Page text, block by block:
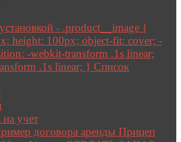
– .product__image {
height: 100px; object-fit: cover; -
-webkit-transform .1s linear;
.1s linear; } Список
учет
договора аренды Прицеп